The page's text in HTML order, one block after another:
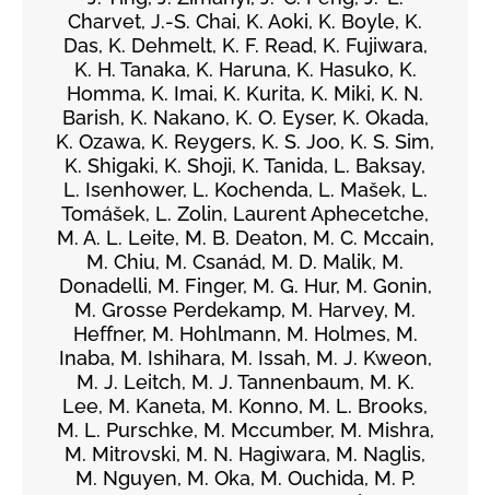
Charvet, J.-S. Chai, K. Aoki, K. Boyle, K.
Das, K. Dehmelt, K. F. Read, K. Fujiwara,
K. H. Tanaka, K. Haruna, K. Hasuko, K.
Homma, K. Imai, K. Kurita, K. Miki, K. N.
Barish, K. Nakano, K. O. Eyser, K. Okada,
K. Ozawa, K. Reygers, K. S. Joo, K. S. Sim,
K. Shigaki, K. Shoji, K. Tanida, L. Baksay,
L. Isenhower, L. Kochenda, L. Mašek, L.
Tomášek, L. Zolin, Laurent Aphecetche,
M. A. L. Leite, M. B. Deaton, M. C. Mccain,
M. Chiu, M. Csanád, M. D. Malik, M.
Donadelli, M. Finger, M. G. Hur, M. Gonin,
M. Grosse Perdekamp, M. Harvey, M.
Heffner, M. Hohlmann, M. Holmes, M.
Inaba, M. Ishihara, M. Issah, M. J. Kweon,
M. J. Leitch, M. J. Tannenbaum, M. K.
Lee, M. Kaneta, M. Konno, M. L. Brooks,
M. L. Purschke, M. Mccumber, M. Mishra,
M. Mitrovski, M. N. Hagiwara, M. Naglis,
M. Nguyen, M. Oka, M. Ouchida, M. P.